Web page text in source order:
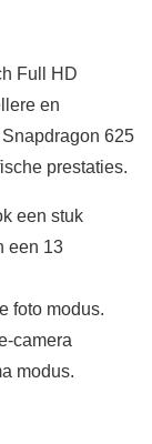
Full HD
en
625
prestaties.
een stuk
een 13
foto modus.
camera
modus.